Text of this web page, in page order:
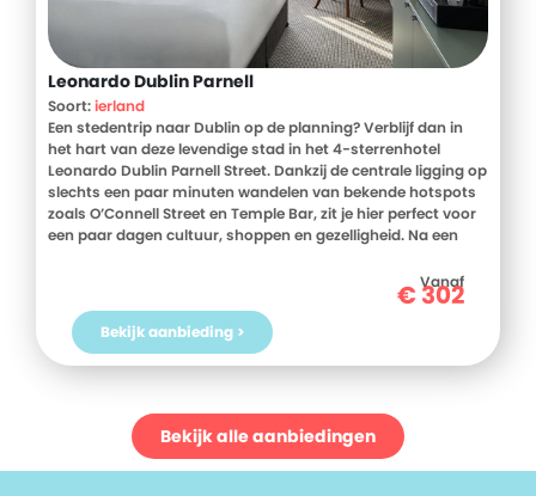
Leonardo Dublin Parnell
Soort:ierland
Een stedentrip naar Dublin op de planning? Verblijf dan in
het hart van deze levendige stad in het 4-sterrenhotel
Leonardo Dublin Parnell Street. Dankzij de centrale ligging op
slechts een paar minuten wandelen van bekende hotspots
zoals O’Connell Street en Temple Bar, zit je hier perfect voor
een paar dagen cultuur, shoppen en gezelligheid. Na een
in de sfeervolle bar of een diner in het restaurant. Conditie
op peil houden? Maak dan gebruik van de moderne
fitnessruimte. Boek jouw stedentrip naar Dublin eenvoudig
via D-reizen en ontdek het zelf!
Vanaf
€302
Bekijk aanbieding >
Bekijk alle aanbiedingen